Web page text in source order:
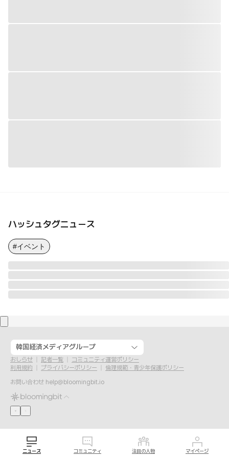
ハッシュタグニュース
#イベント
韓国経済メディアグループ
おしらせ 記者一覧
コミュニティ運営ポリシー
利用規約
プライバシーポリシー
倫理規範・青少年保護ポリシー
お問い合わせ help@bloomingbit.io
ニュース コミュニティ 注目の人物 マイページ